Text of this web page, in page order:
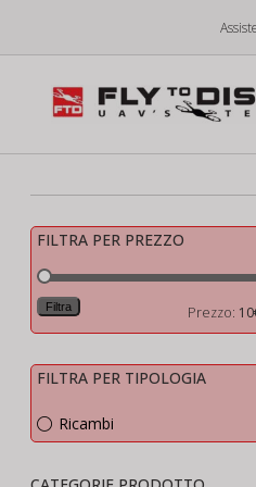
contenuto
FILTRA PER PREZZO
Filtra Prezzo:
FILTRA PER TIPOLOGIA
Ricambi